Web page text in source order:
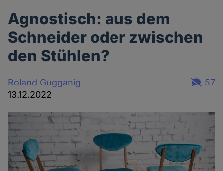
Agnostisch: aus dem
Schneider oder zwischen
den Stühlen?
Roland Gugganig
13.12.2022
57